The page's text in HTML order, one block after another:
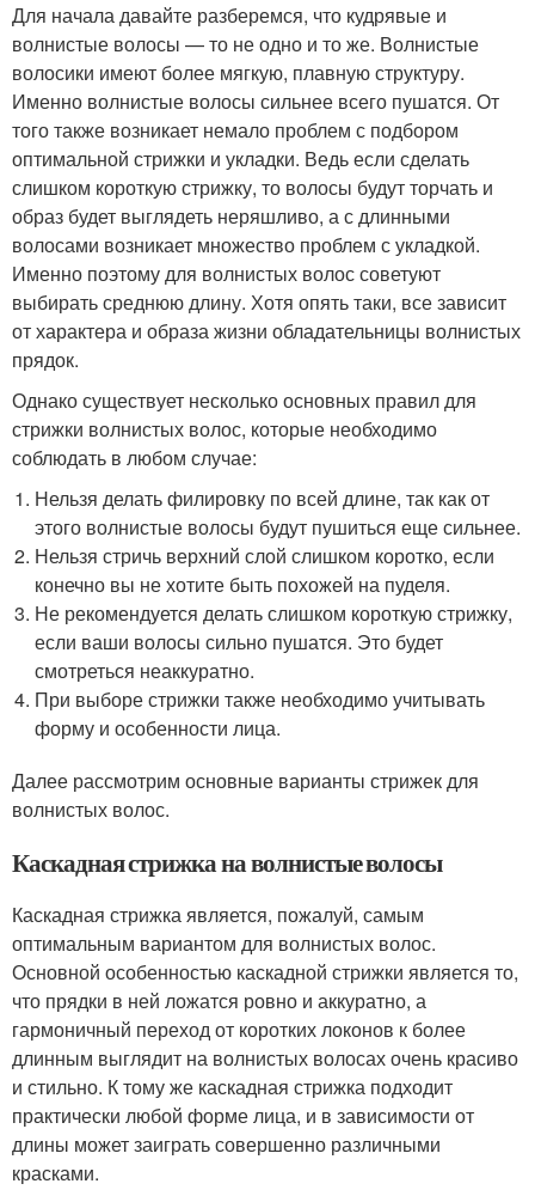
Для начала давайте разберемся, что кудрявые и
волнистые волосы — то не одно и то же. Волнистые
волосики имеют более мягкую, плавную структуру.
Именно волнистые волосы сильнее всего пушатся. От
того также возникает немало проблем с подбором
оптимальной стрижки и укладки. Ведь если сделать
слишком короткую стрижку, то волосы будут торчать и
образ будет выглядеть неряшливо, а с длинными
волосами возникает множество проблем с укладкой.
Именно поэтому для волнистых волос советуют
выбирать среднюю длину. Хотя опять таки, все зависит
от характера и образа жизни обладательницы волнистых
прядок.
Однако существует несколько основных правил для
стрижки волнистых волос, которые необходимо
соблюдать в любом случае:
Нельзя делать филировку по всей длине, так как от
этого волнистые волосы будут пушиться еще сильнее.
Нельзя стричь верхний слой слишком коротко, если
конечно вы не хотите быть похожей на пуделя.
Не рекомендуется делать слишком короткую стрижку,
если ваши волосы сильно пушатся. Это будет
смотреться неаккуратно.
При выборе стрижки также необходимо учитывать
форму и особенности лица.
Далее рассмотрим основные варианты стрижек для
волнистых волос.
Каскадная стрижка на волнистые волосы
Каскадная стрижка является, пожалуй, самым
оптимальным вариантом для волнистых волос.
Основной особенностью каскадной стрижки является то,
что прядки в ней ложатся ровно и аккуратно, а
гармоничный переход от коротких локонов к более
длинным выглядит на волнистых волосах очень красиво
и стильно. К тому же каскадная стрижка подходит
практически любой форме лица, и в зависимости от
длины может заиграть совершенно различными
красками.